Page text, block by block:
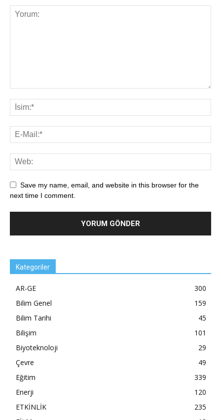
Save my name, email, and website in this browser for the
next time I comment.
Kategoriler
AR-GE
300
Bilim Genel
159
Bilim Tarihi
45
Bilişim
101
Biyoteknoloji
29
Çevre
49
Eğitim
339
Enerji
120
ETKİNLİK
235